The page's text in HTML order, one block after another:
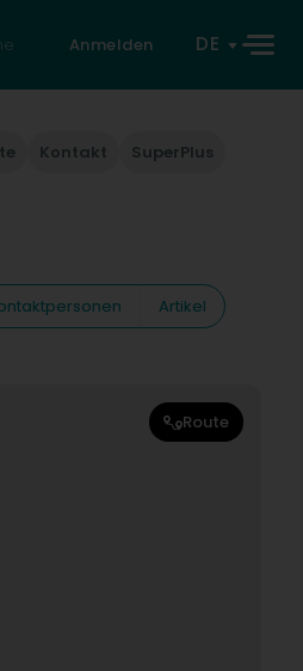
Anmelden DE
Kontakt SuperPlus
Artikel
Route